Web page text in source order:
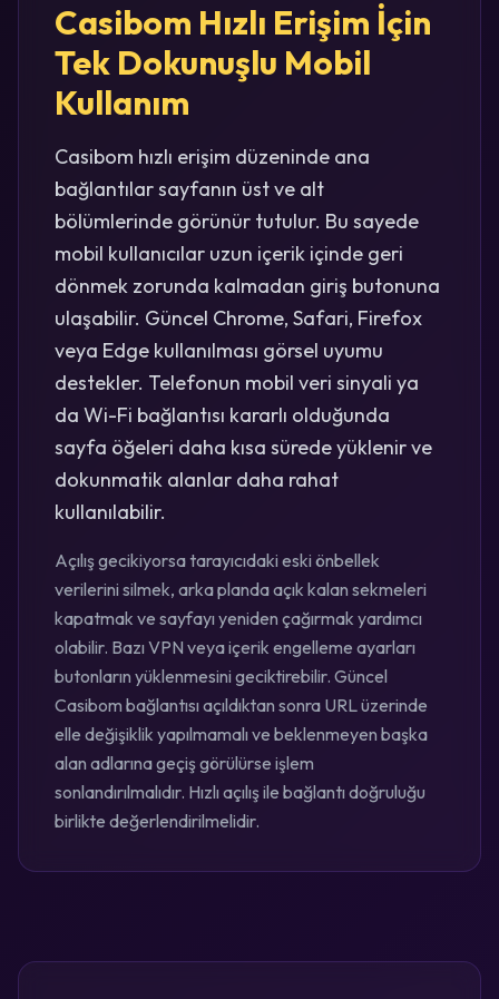
Casibom Hızlı Erişim İçin
Tek Dokunuşlu Mobil
Kullanım
Casibom hızlı erişim düzeninde ana
bağlantılar sayfanın üst ve alt
bölümlerinde görünür tutulur. Bu sayede
mobil kullanıcılar uzun içerik içinde geri
dönmek zorunda kalmadan giriş butonuna
ulaşabilir. Güncel Chrome, Safari, Firefox
veya Edge kullanılması görsel uyumu
destekler. Telefonun mobil veri sinyali ya
da Wi-Fi bağlantısı kararlı olduğunda
sayfa öğeleri daha kısa sürede yüklenir ve
dokunmatik alanlar daha rahat
kullanılabilir.
Açılış gecikiyorsa tarayıcıdaki eski önbellek
verilerini silmek, arka planda açık kalan sekmeleri
kapatmak ve sayfayı yeniden çağırmak yardımcı
olabilir. Bazı VPN veya içerik engelleme ayarları
butonların yüklenmesini geciktirebilir. Güncel
Casibom bağlantısı açıldıktan sonra URL üzerinde
elle değişiklik yapılmamalı ve beklenmeyen başka
alan adlarına geçiş görülürse işlem
sonlandırılmalıdır. Hızlı açılış ile bağlantı doğruluğu
birlikte değerlendirilmelidir.